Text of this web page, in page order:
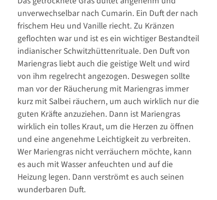
unverwechselbar nach Cumarin. Ein Duft der nach
frischem Heu und Vanille riecht. Zu Kränzen
geflochten war und ist es ein wichtiger Bestandteil
indianischer Schwitzhüttenrituale. Den Duft von
Mariengras liebt auch die geistige Welt und wird
von ihm regelrecht angezogen. Deswegen sollte
man vor der Räucherung mit Mariengras immer
kurz mit Salbei räuchern, um auch wirklich nur die
guten Kräfte anzuziehen. Dann ist Mariengras
wirklich ein tolles Kraut, um die Herzen zu öffnen
und eine angenehme Leichtigkeit zu verbreiten.
Wer Mariengras nicht verräuchern möchte, kann
es auch mit Wasser anfeuchten und auf die
Heizung legen. Dann verströmt es auch seinen
wunderbaren Duft.